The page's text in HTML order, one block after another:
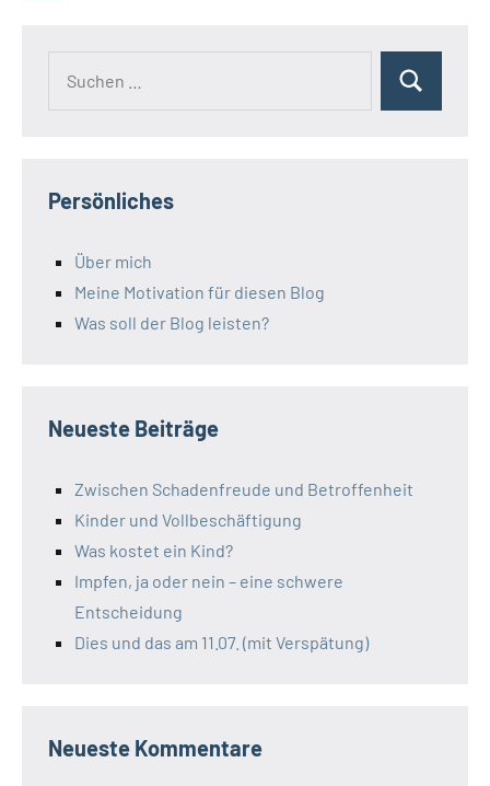
Beiträge
Suchen
Persönliches
Über mich
Meine Motivation für diesen Blog
Was soll der Blog leisten?
Neueste Beiträge
Zwischen Schadenfreude und Betroffenheit
Kinder und Vollbeschäftigung
Was kostet ein Kind?
Impfen, ja oder nein – eine schwere
Entscheidung
Dies und das am 11.07. (mit Verspätung)
Neueste Kommentare